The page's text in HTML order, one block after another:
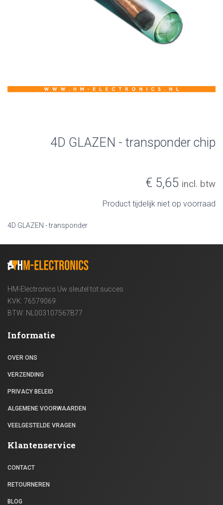
4D GLAZEN - transponder chip
€ 5,65 incl. btw
Product tijdelijk niet op voorraad
4D GLAZEN - transponder
HM-Electronics Uw sleutel tot succes
KVK: 76579069
BTW: NL003107567B77
Informatie
OVER ONS
VERZENDING
PRIVACY BELEID
ALGEMENE VOORWAARDEN
VEELGESTELDE VRAGEN
Klantenservice
CONTACT
RETOURNEREN
BLOG